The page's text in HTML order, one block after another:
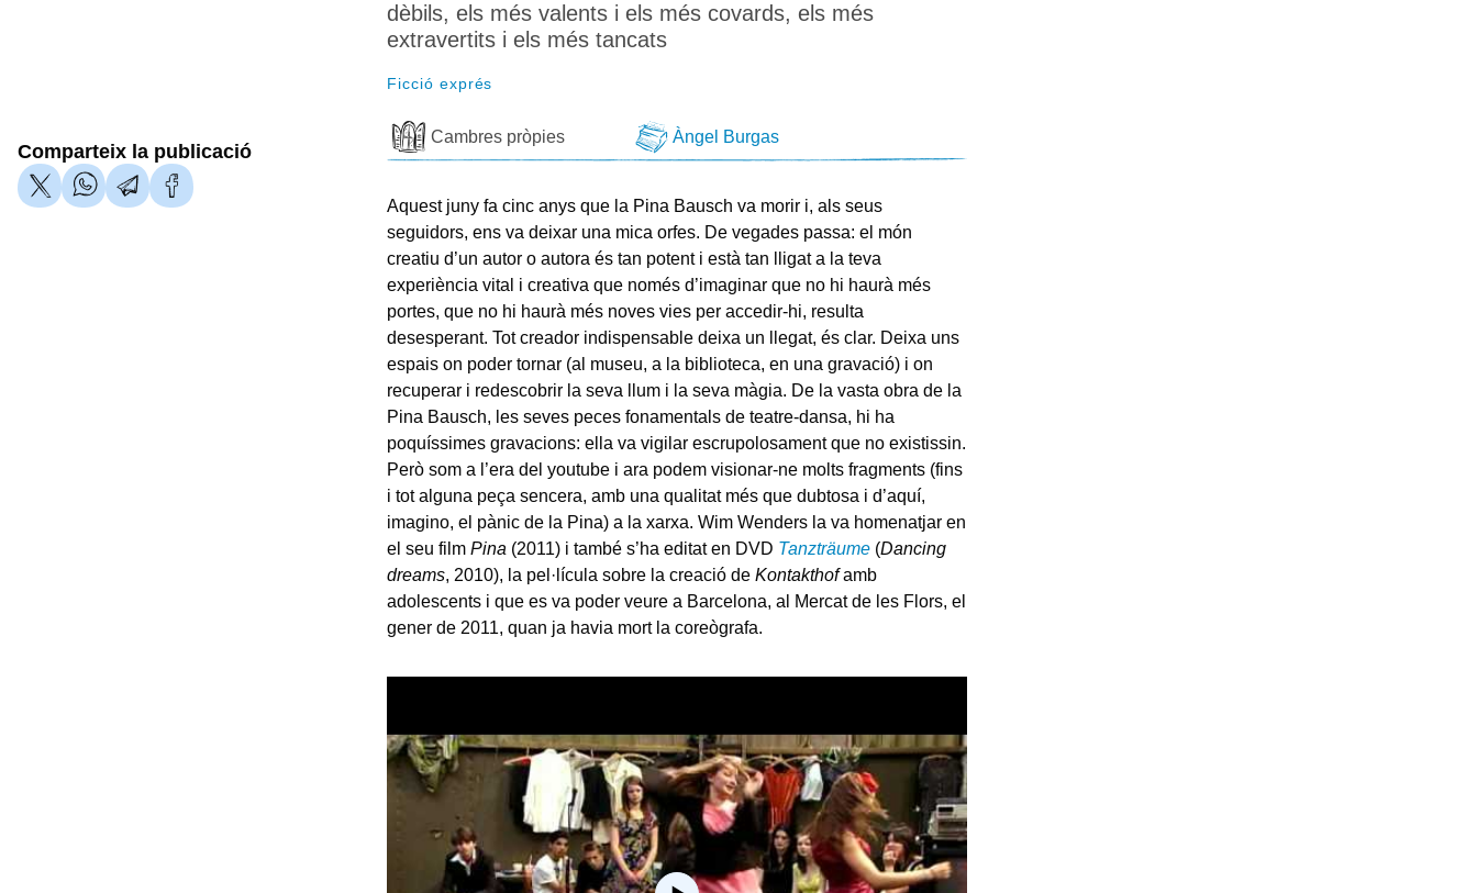
dèbils, els més valents i els més covards, els més
extravertits i els més tancats
Ficció exprés
Cambres pròpies Àngel Burgas
Comparteix la publicació
Aquest juny fa cinc anys que la Pina Bausch va morir i, als seus
seguidors, ens va deixar una mica orfes. De vegades passa: el món
creatiu d’un autor o autora és tan potent i està tan lligat a la teva
experiència vital i creativa que només d’imaginar que no hi haurà més
portes, que no hi haurà més noves vies per accedir-hi, resulta
desesperant. Tot creador indispensable deixa un llegat, és clar. Deixa uns
espais on poder tornar (al museu, a la biblioteca, en una gravació) i on
recuperar i redescobrir la seva llum i la seva màgia. De la vasta obra de la
Pina Bausch, les seves peces fonamentals de teatre-dansa, hi ha
poquíssimes gravacions: ella va vigilar escrupolosament que no existissin.
Però som a l’era del youtube i ara podem visionar-ne molts fragments (fins
i tot alguna peça sencera, amb una qualitat més que dubtosa i d’aquí,
imagino, el pànic de la Pina) a la xarxa. Wim Wenders la va homenatjar en
el seu film Pina (2011) i també s’ha editat en DVD Tanzträume (Dancing
dreams, 2010), la pel·lícula sobre la creació de Kontakthofamb
adolescents i que es va poder veure a Barcelona, al Mercat de les Flors, el
gener de 2011, quan ja havia mort la coreògrafa.